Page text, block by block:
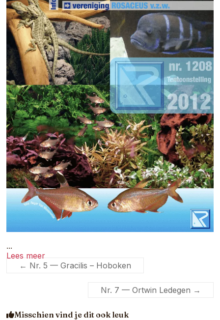
...
Lees meer
← Nr. 5 — Gracilis – Hoboken
Nr. 7 — Ortwin Ledegen →
Misschien vind je dit ook leuk